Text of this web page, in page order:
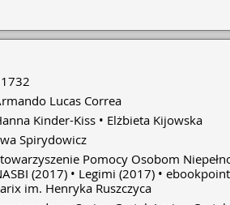
o co chodzi, nie pojawiają się słowa, jak
Żyd, Hitler itp. To uniwersalność tej powieści
jest "mieszanie" retrospekcji /1939/ z
/2014/. Wzruszające historie
tej samej rodziny, oparte są na autentycznych
Polecam.
Lucas Correa
Kinder-Kiss Elżbieta Kijowska
Spirydowicz
Pomocy Osobom
(2017) Legimi (2017)
im. Henryka Ruszczyca